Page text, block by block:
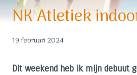
NK Atletiek
19 februari 2024
Dit weekend heb ik mijn debuut